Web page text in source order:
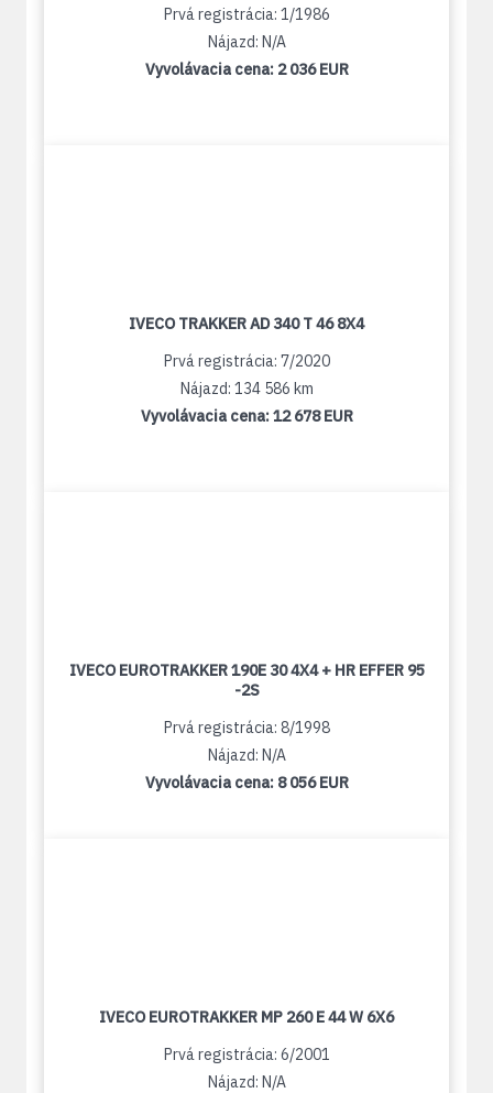
Prvá registrácia: 1/1986
Nájazd: N/A
Vyvolávacia cena: 2 036 EUR
IVECO TRAKKER AD 340 T 46 8X4
Prvá registrácia: 7/2020
Nájazd: 134 586 km
Vyvolávacia cena:12 678 EUR
IVECO EUROTRAKKER 190E 30 4X4 + HR EFFER 95
-2S
Prvá registrácia: 8/1998
Nájazd: N/A
Vyvolávacia cena: 8 056 EUR
IVECO EUROTRAKKER MP 260 E 44 W 6X6
Prvá registrácia: 6/2001
Nájazd: N/A